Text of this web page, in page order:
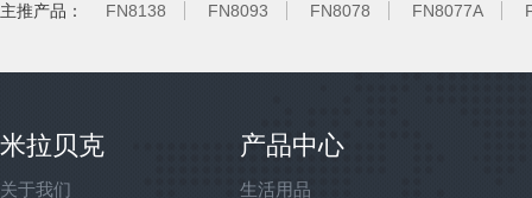
主推产品： FN8138 FN8093 FN8078 FN8077A
米拉贝克
关于我们
产品中心
生活用品